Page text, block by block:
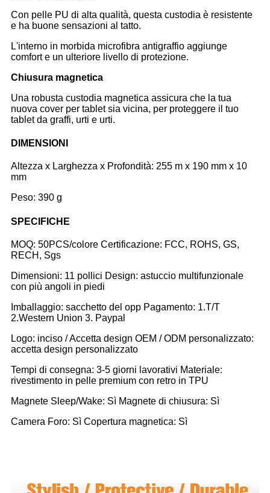
Con pelle PU di alta qualità, questa custodia è resistente
e ha buone sensazioni al tatto.
L'interno in morbida microfibra antigraffio aggiunge
comfort e un ulteriore livello di protezione.
Chiusura magnetica
Una robusta custodia magnetica assicura che la tua
nuova cover per tablet sia vicina, per proteggere il tuo
tablet da graffi, urti e urti.
DIMENSIONI
Altezza x Larghezza x Profondità: 255 m x 190 mm x 10
mm
Peso: 390 g
SPECIFICHE
MOQ: 50PCS/colore Certificazione: FCC, ROHS, GS,
RECH, Sgs
Dimensioni: 11 pollici Design: astuccio multifunzionale
con più angoli in piedi
Imballaggio: sacchetto del opp Pagamento: 1.T/T
2.Western Union 3. Paypal
Logo: inciso / Accetta design OEM / ODM personalizzato:
accetta design personalizzato
Tempi di consegna: 3-5 giorni lavorativi Materiale:
rivestimento in pelle premium con retro in TPU
Magnete Sleep/Wake: Sì Magnete di chiusura: Sì
Camera Foro: Sì Copertura magnetica: Sì